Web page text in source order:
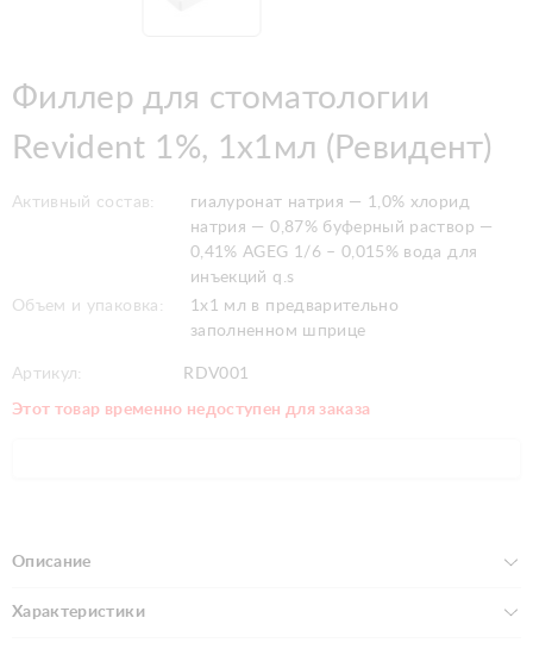
Филлер для стоматологии
Revident 1%, 1x1мл (Ревидент)
Активный состав:
гиалуронат натрия — 1,0% хлорид
натрия — 0,87% буферный раствор —
0,41% AGEG 1/6 – 0,015% вода для
инъекций q.s
Объем и упаковка:
1x1 мл в предварительно
заполненном шприце
Артикул: RDV001
Этот товар временно недоступен для заказа
Описание
Характеристики